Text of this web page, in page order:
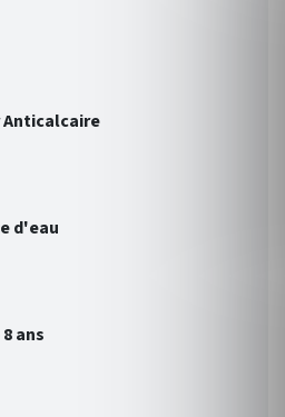
d'eau
ans